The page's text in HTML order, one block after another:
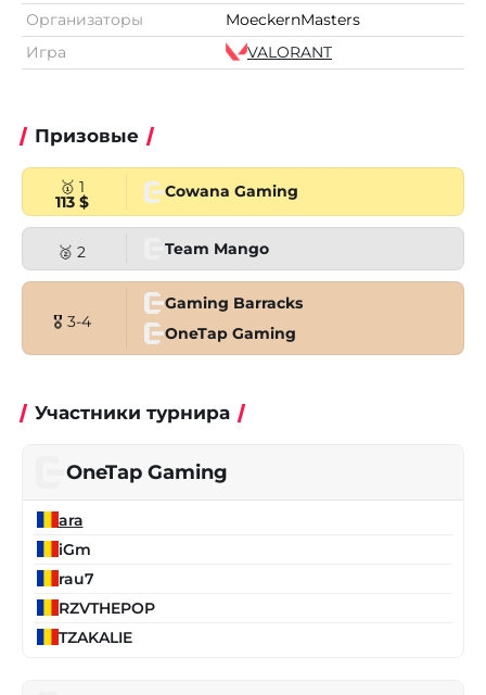
Организаторы
MoeckernMasters
Игра
VALORANT
Призовые
🥇 1
113 $
Cowana Gaming
🥈 2 Team Mango
🎖 3-4
Gaming Barracks
OneTap Gaming
Участники турнира
OneTap Gaming
ara
iGm
rau7
RZVTHEPOP
TZAKALIE